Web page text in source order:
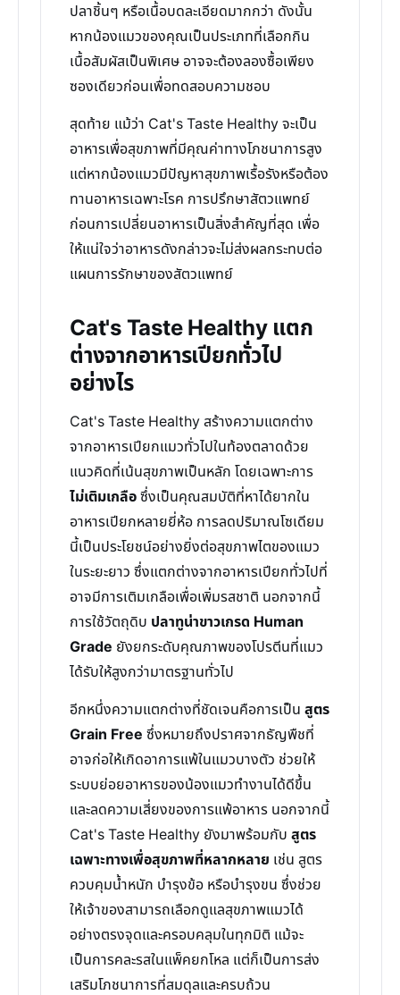
ปลาชิ้นๆ หรือเนื้อบดละเอียดมากกว่า ดังนั้น
หากน้องแมวของคุณเป็นประเภทที่เลือกกิน
เนื้อสัมผัสเป็นพิเศษ อาจจะต้องลองซื้อเพียง
ซองเดียวก่อนเพื่อทดสอบความชอบ
สุดท้าย แม้ว่า Cat's Taste Healthy จะเป็น
อาหารเพื่อสุขภาพที่มีคุณค่าทางโภชนาการสูง
แต่หากน้องแมวมีปัญหาสุขภาพเรื้อรังหรือต้อง
ทานอาหารเฉพาะโรค การปรึกษาสัตวแพทย์
ก่อนการเปลี่ยนอาหารเป็นสิ่งสำคัญที่สุด เพื่อ
ให้แน่ใจว่าอาหารดังกล่าวจะไม่ส่งผลกระทบต่อ
แผนการรักษาของสัตวแพทย์
Cat's Taste Healthy แตก
ต่างจากอาหารเปียกทั่วไป
อย่างไร
Cat's Taste Healthy สร้างความแตกต่าง
จากอาหารเปียกแมวทั่วไปในท้องตลาดด้วย
แนวคิดที่เน้นสุขภาพเป็นหลัก โดยเฉพาะการ
ไม่เติมเกลือซึ่งเป็นคุณสมบัติที่หาได้ยากใน
อาหารเปียกหลายยี่ห้อ การลดปริมาณโซเดียม
นี้เป็นประโยชน์อย่างยิ่งต่อสุขภาพไตของแมว
ในระยะยาว ซึ่งแตกต่างจากอาหารเปียกทั่วไปที่
อาจมีการเติมเกลือเพื่อเพิ่มรสชาติ นอกจากนี้
การใช้วัตถุดิบ ปลาทูน่าขาวเกรด Human
Grade ยังยกระดับคุณภาพของโปรตีนที่แมว
ได้รับให้สูงกว่ามาตรฐานทั่วไป
อีกหนึ่งความแตกต่างที่ชัดเจนคือการเป็น สูตร
Grain Free ซึ่งหมายถึงปราศจากธัญพืชที่
อาจก่อให้เกิดอาการแพ้ในแมวบางตัว ช่วยให้
ระบบย่อยอาหารของน้องแมวทำงานได้ดีขึ้น
และลดความเสี่ยงของการแพ้อาหาร นอกจากนี้
Cat's Taste Healthy ยังมาพร้อมกับ สูตร
เฉพาะทางเพื่อสุขภาพที่หลากหลาย เช่น สูตร
ควบคุมน้ำหนัก บำรุงข้อ หรือบำรุงขน ซึ่งช่วย
ให้เจ้าของสามารถเลือกดูแลสุขภาพแมวได้
อย่างตรงจุดและครอบคลุมในทุกมิติ แม้จะ
เป็นการคละรสในแพ็คยกโหล แต่ก็เป็นการส่ง
เสริมโภชนาการที่สมดุลและครบถ้วน